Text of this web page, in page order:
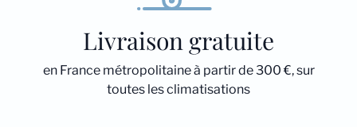
Livraison gratuite
en France métropolitaine à partir de 300 €, sur
toutes les climatisations